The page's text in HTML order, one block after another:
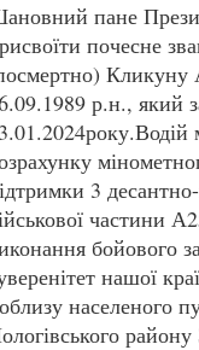
пане
почесне
Кликуну
р.н., який
3
частини
бойового
нашої
населеного
району